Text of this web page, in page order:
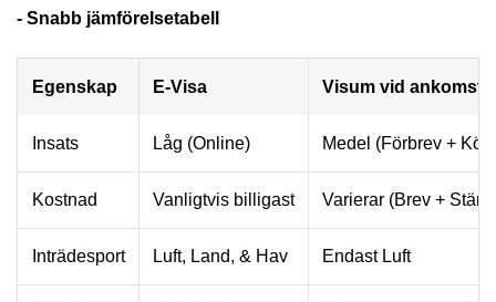
- Snabb jämförelsetabell
Egenskap E-Visa Visum vid ankomst
Insats Låg (Online) Medel (Förbrev + Kö)
Kostnad Vanligtvis billigast Varierar (Brev +
Inträdesport Luft, Land, & Hav Endast Luft